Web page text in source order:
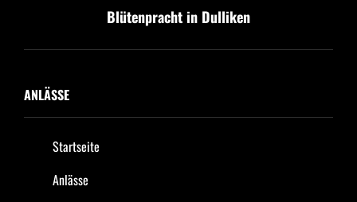
Blütenpracht in Dulliken
ANLÄSSE
Startseite
Anlässe